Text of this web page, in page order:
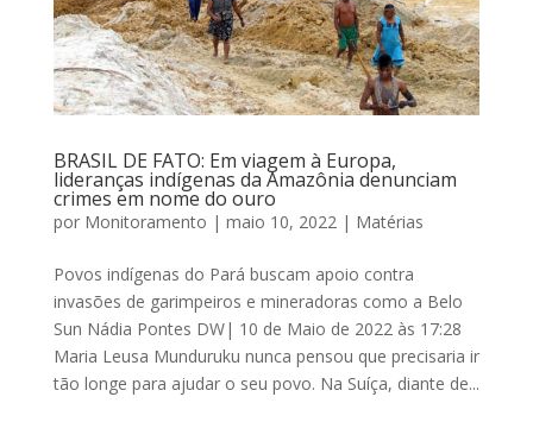
BRASIL DE FATO: Em viagem à Europa,
lideranças indígenas da Amazônia denunciam
crimes em nome do ouro
por Monitoramento | maio 10, 2022 | Matérias
Povos indígenas do Pará buscam apoio contra
invasões de garimpeiros e mineradoras como a Belo
Sun Nádia Pontes DW| 10 de Maio de 2022 às 17:28
Maria Leusa Munduruku nunca pensou que precisaria ir
tão longe para ajudar o seu povo. Na Suíça, diante de...